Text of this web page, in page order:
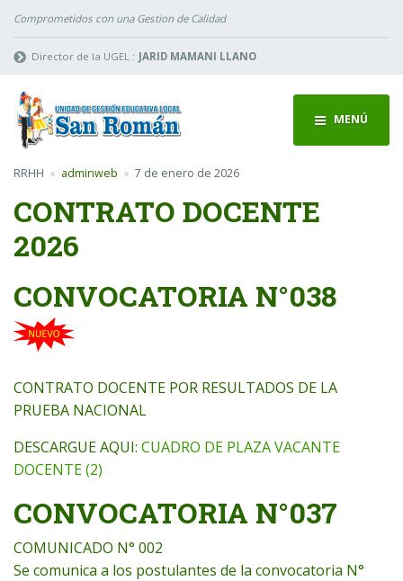
Comprometidos con una Gestion de Calidad
Director de la UGEL : JARID MAMANI LLANO
MENÚ
RRHH adminweb 7 de enero de 2026
CONTRATO DOCENTE
2026
CONVOCATORIA N°038
CONTRATO DOCENTE POR RESULTADOS DE LA
PRUEBA NACIONAL
DESCARGUE AQUI: CUADRO DE PLAZA VACANTE
DOCENTE (2)
CONVOCATORIA N°037
COMUNICADO N° 002
Se comunica a los postulantes de la convocatoria N°